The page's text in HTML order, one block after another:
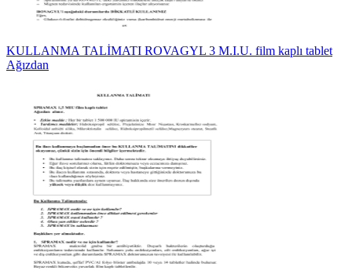
KULLANMA TALİMATI ROVAGYL 3 M.I.U. film kaplı tablet
Ağızdan